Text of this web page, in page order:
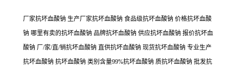
厂家抗坏血酸钠 生产厂家抗坏血酸钠 食品级抗坏血酸钠 价格抗坏血酸
钠 哪里有卖的抗坏血酸钠 品牌抗坏血酸钠 供应抗坏血酸钠 报价抗坏血
酸钠 厂/家/直/销抗坏血酸钠 直供抗坏血酸钠 现货抗坏血酸钠 专业生产
抗坏血酸钠 抗坏血酸钠 类别含量99%抗坏血酸钠 质抗坏血酸钠 批发抗